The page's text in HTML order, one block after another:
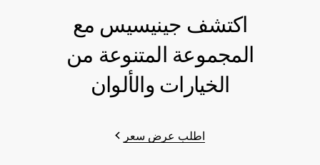
اكتشف جينيسيس مع
المجموعة المتنوعة من
الخيارات والألوان
اطلب عرض سعر